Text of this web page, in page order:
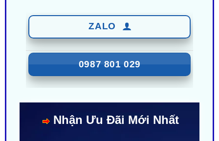
0987 801 029